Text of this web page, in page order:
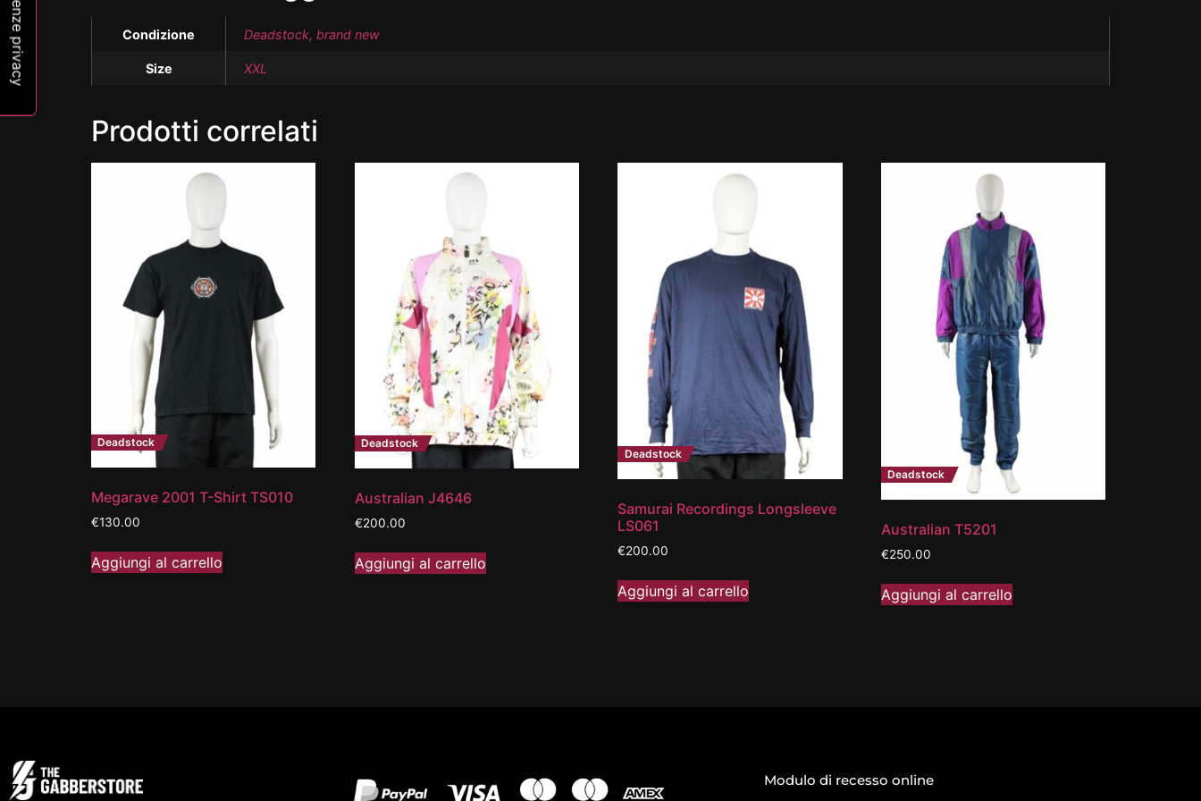
Condizione Deadstock, brand new
Size XXL
Prodotti correlati
Deadstock
Megarave 2001 T-Shirt TS010
€130.00
Aggiungi al carrello
Deadstock
Australian J4646
€200.00
Aggiungi al carrello
Deadstock
Samurai Recordings Longsleeve
LS061
€200.00
Aggiungi al carrello
Deadstock
Australian T5201
€250.00
Aggiungi al carrello
Modulo di recesso online